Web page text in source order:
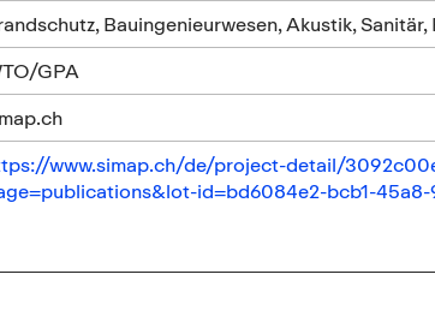
Bauingenieurwesen, Akustik,
GPA
www.simap.ch/de/project-detail/
id=bd6084e2-bcb1-